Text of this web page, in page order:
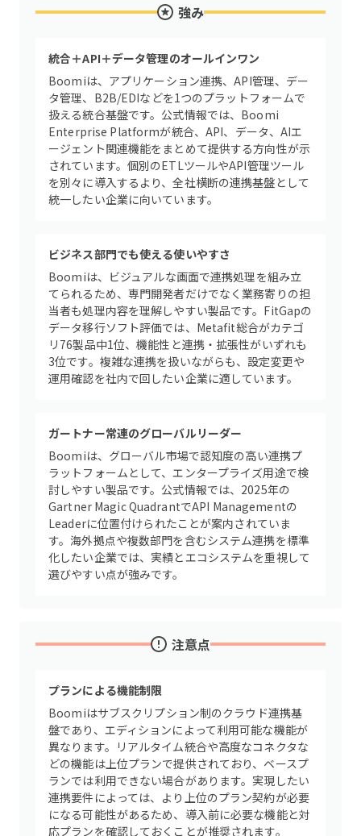
強み
統合＋API＋データ管理のオールインワン
Boomiは、アプリケーション連携、API管理、デー
タ管理、B2B/EDIなどを1つのプラットフォームで
扱える統合基盤です。公式情報では、Boomi
Enterprise Platformが統合、API、データ、AIエ
ージェント関連機能をまとめて提供する方向性が示
されています。個別のETLツールやAPI管理ツール
を別々に導入するより、全社横断の連携基盤として
統一したい企業に向いています。
ビジネス部門でも使える使いやすさ
Boomiは、ビジュアルな画面で連携処理を組み立
てられるため、専門開発者だけでなく業務寄りの担
当者も処理内容を理解しやすい製品です。FitGapの
データ移行ソフト評価では、Metafit総合がカテゴ
リ76製品中1位、機能性と連携・拡張性がいずれも
3位です。複雑な連携を扱いながらも、設定変更や
運用確認を社内で回したい企業に適しています。
ガートナー常連のグローバルリーダー
Boomiは、グローバル市場で認知度の高い連携プ
ラットフォームとして、エンタープライズ用途で検
討しやすい製品です。公式情報では、2025年の
Gartner Magic QuadrantでAPI Managementの
Leaderに位置付けられたことが案内されていま
す。海外拠点や複数部門を含むシステム連携を標準
化したい企業では、実績とエコシステムを重視して
選びやすい点が強みです。
注意点
プランによる機能制限
Boomiはサブスクリプション制のクラウド連携基
盤であり、エディションによって利用可能な機能が
異なります。リアルタイム統合や高度なコネクタな
どの機能は上位プランで提供されており、ベースプ
ランでは利用できない場合があります。実現したい
連携要件によっては、より上位のプラン契約が必要
になる可能性があるため、導入前に必要な機能と対
応プランを確認しておくことが推奨されます。